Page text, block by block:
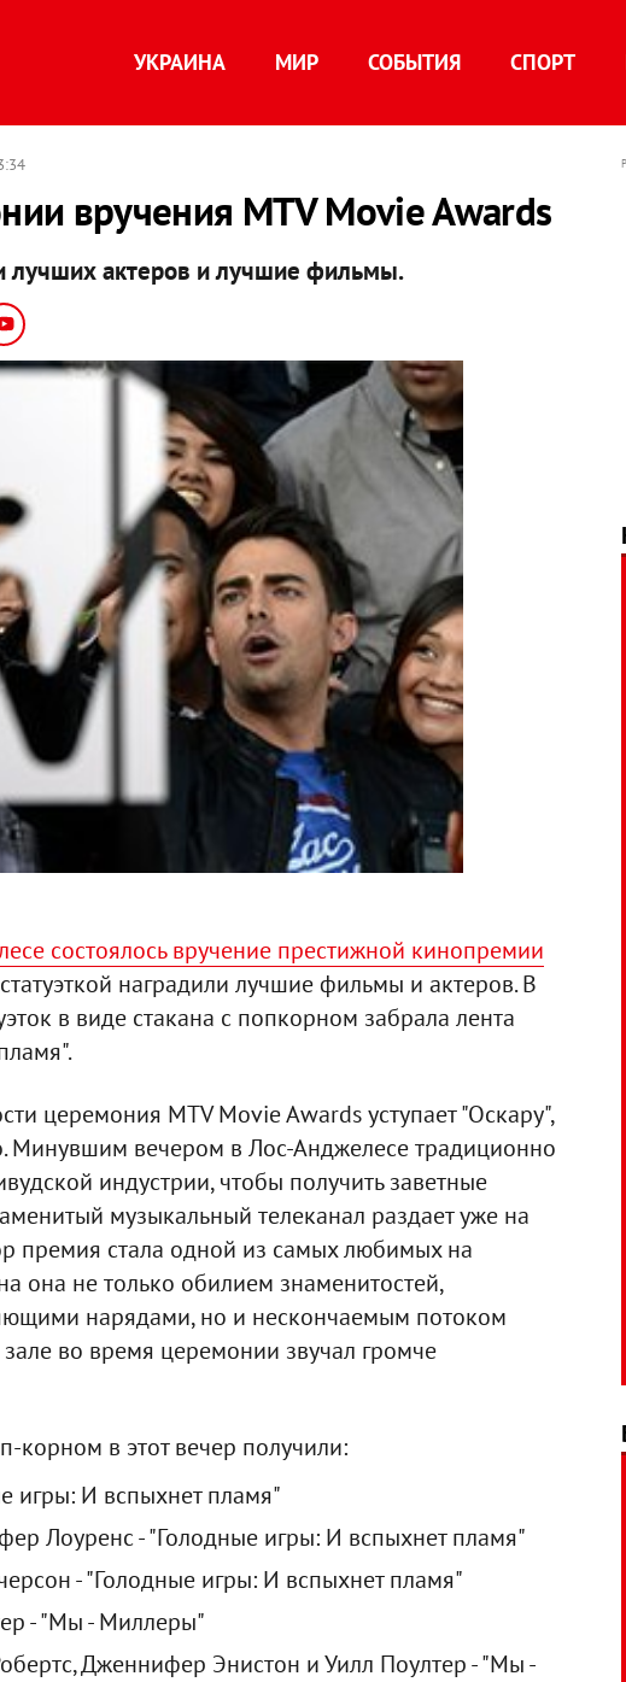
УКРАИНА МИР СОБЫТИЯ СПОРТ
вручения MTV Movie Awards
лучших актеров и лучшие фильмы.
состоялось вручение престижной кинопремии
наградили лучшие фильмы и актеров. В
в виде стакана с попкорном забрала лента
церемония MTV Movie Awards уступает "Оскару",
Минувшим вечером в Лос-Анджелесе традиционно
индустрии, чтобы получить заветные
музыкальный телеканал раздает уже на
премия стала одной из самых любимых на
она не только обилием знаменитостей,
нарядами, но и нескончаемым потоком
во время церемонии звучал громче
корном в этот вечер получили:
игры: И вспыхнет пламя"
Лоуренс - "Голодные игры: И вспыхнет пламя"
- "Голодные игры: И вспыхнет пламя"
- "Мы - Миллеры"
Дженнифер Энистон и Уилл Поултер - "Мы -